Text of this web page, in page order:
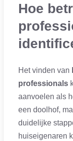
Hoe
Het vinden van
professionals
aanvoelen als
een doolhof,
duidelijke
huiseigenaren